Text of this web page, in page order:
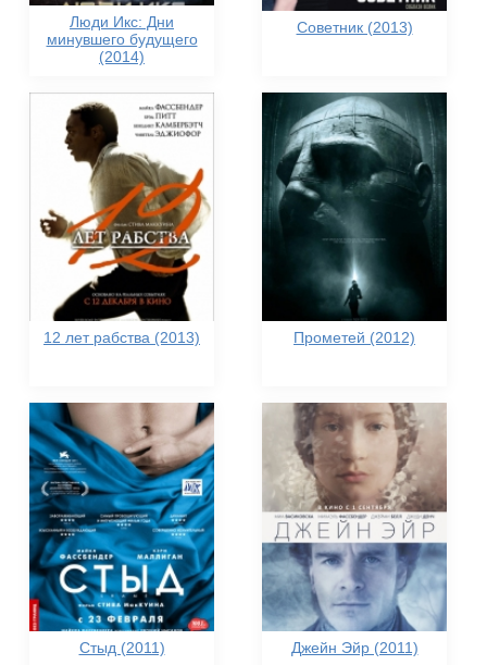
Люди Икс: Дни
минувшего будущего
(2014)
Советник (2013)
12 лет рабства (2013) Прометей (2012)
Стыд (2011) Джейн Эйр (2011)